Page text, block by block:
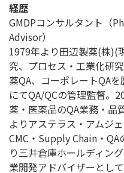
経歴
GMDPコンサルタント（
Advisor）
1979年より田辺製薬(株)(
究、プロセス・工業化研
薬QA、コーポレートQA
にてQA/QCの管理監督。
薬・医薬品のQA業務・品
よりアステラス・アムジ
CMC・Supply Chain・
り三井倉庫ホールディン
業開発アドバイザーとし